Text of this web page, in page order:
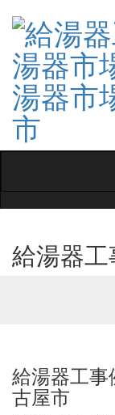
給湯器
給湯器工事
古屋市